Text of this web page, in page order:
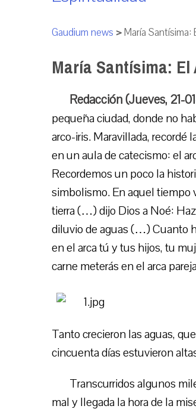
Gaudium news >María Santísima:
María Santísima:
Redacción (Jueves, 21-
pequeña ciudad, donde no
arco-iris. Maravillada,
en un aula de catecismo: el
Recordemos un poco la
simbolismo. En aquel tiempo
tierra (…) dijo Dios a Noé:
diluvio de aguas (…) Cuanto
en el arca tú y tus hijos, tu
carne meterás en el arca
Tanto crecieron las aguas,
cincuenta días estuvieron
Transcurridos algunos
mal y llegada la hora de la